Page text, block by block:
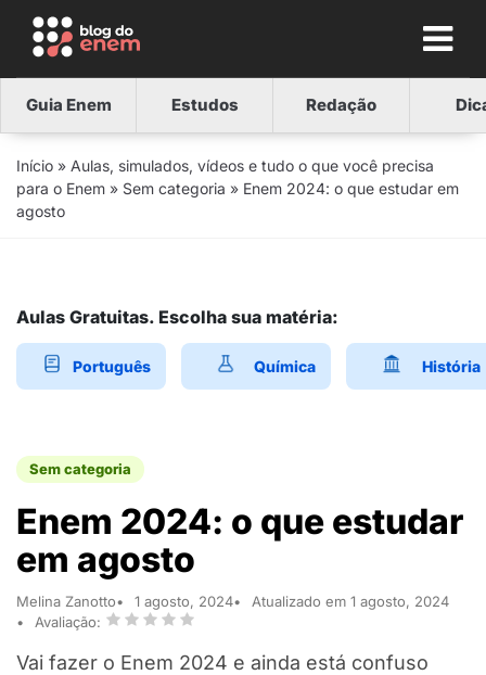
Guia Enem Estudos Redação
Início » Aulas, simulados, vídeos e tudo o que você precisa
para o Enem » Sem categoria » Enem 2024: o que estudar em
agosto
Aulas Gratuitas. Escolha sua matéria:
Português Química História
Sem categoria
Enem 2024: o que estudar
em agosto
Melina Zanotto 1 agosto, 2024
Atualizado em 1 agosto, 2024
Avaliação:
Vai fazer o Enem 2024 e ainda está confuso